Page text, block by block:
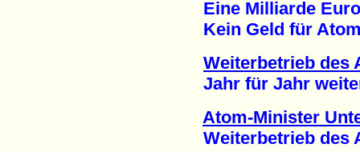
Eine Milliarde Euro
Kein Geld für
Weiterbetrieb des
Jahr für Jahr
Atom-Minister
Weiterbetrieb des